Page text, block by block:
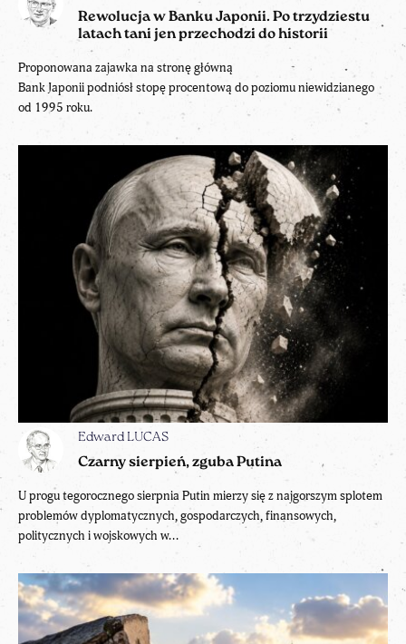
Rewolucja w Banku Japonii. Po trzydziestu
latach tani jen przechodzi do historii
Proponowana zajawka na stronę główną
Bank Japonii podniósł stopę procentową do poziomu niewidzianego
od 1995 roku.
Edward LUCAS
Czarny sierpień, zguba Putina
U progu tegorocznego sierpnia Putin mierzy się z najgorszym splotem
problemów dyplomatycznych, gospodarczych, finansowych,
politycznych i wojskowych w...